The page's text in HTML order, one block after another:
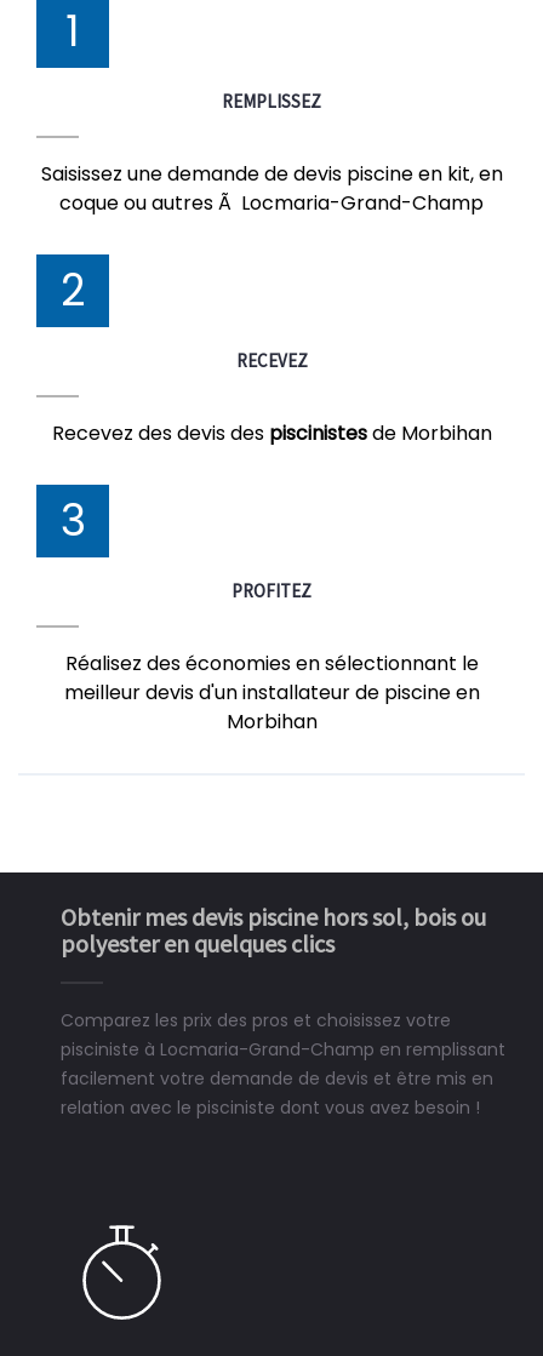
1
REMPLISSEZ
Saisissez une demande de devis piscine en kit, en
coque ou autres Ã Locmaria-Grand-Champ
2
RECEVEZ
Recevez des devis des piscinistesde Morbihan
3
PROFITEZ
Réalisez des économies en sélectionnant le
meilleur devis d'un installateur de piscine en
Morbihan
Obtenir mes devis piscine hors sol, bois ou
polyester en quelques clics
Comparez les prix des pros et choisissez votre
pisciniste à Locmaria-Grand-Champ en remplissant
facilement votre demande de devis et être mis en
relation avec le pisciniste dont vous avez besoin !